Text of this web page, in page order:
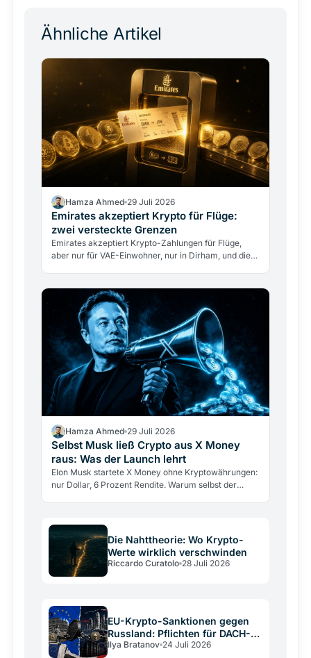
Ähnliche Artikel
Hamza Ahmed 29 Juli 2026
Emirates akzeptiert Krypto für Flüge:
zwei versteckte Grenzen
Emirates akzeptiert Krypto-Zahlungen für Flüge,
aber nur für VAE-Einwohner, nur in Dirham, und die
Hamza Ahmed 29 Juli 2026
Selbst Musk ließ Crypto aus X Money
raus: Was der Launch lehrt
Elon Musk startete X Money ohne Kryptowährungen:
nur Dollar, 6 Prozent Rendite. Warum selbst der
Die Nahttheorie: Wo Krypto-
Werte wirklich verschwinden
Riccardo Curatolo 28 Juli 2026
EU-Krypto-Sanktionen gegen
Russland: Pflichten für DACH-
Betreiber
Ilya Bratanov 24 Juli 2026